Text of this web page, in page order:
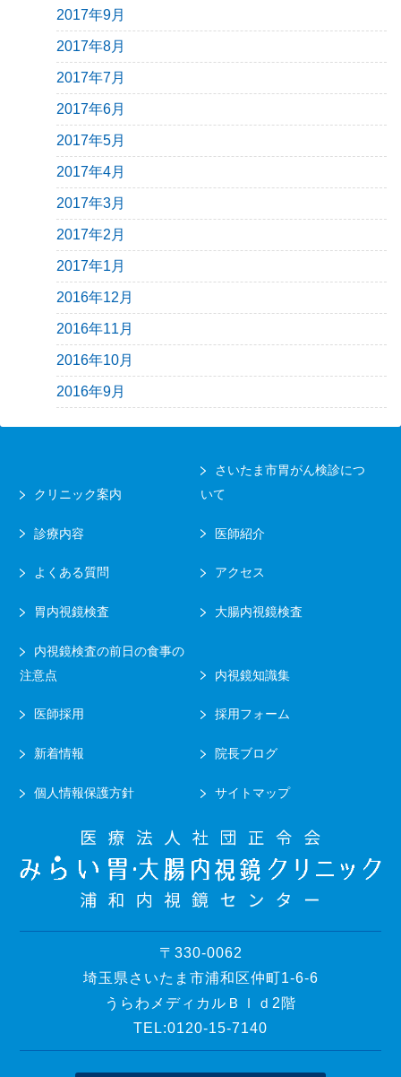
2017年9月
2017年8月
2017年7月
2017年6月
2017年5月
2017年4月
2017年3月
2017年2月
2017年1月
2016年12月
2016年11月
2016年10月
2016年9月
クリニック案内
さいたま市胃がん検診につ
いて
診療内容 医師紹介
よくある質問 アクセス
胃内視鏡検査 大腸内視鏡検査
内視鏡検査の前日の食事の
注意点
内視鏡知識集
医師採用 採用フォーム
新着情報 院長ブログ
個人情報保護方針 サイトマップ
〒330-0062
埼玉県さいたま市浦和区仲町1-6-6
うらわメディカルＢｌｄ2階
TEL:0120-15-7140